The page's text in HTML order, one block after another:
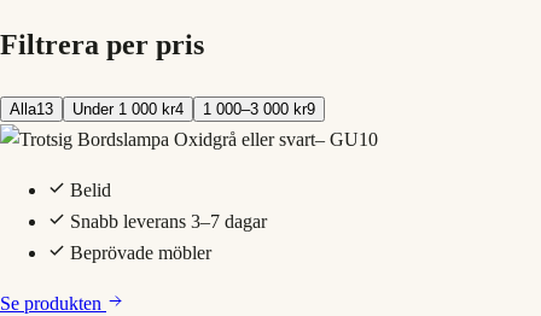
Filtrera per pris
Alla13 Under 1 000 kr4 1 000–3 000 kr9
Belid
Snabb leverans 3–7 dagar
Beprövade möbler
Se produkten